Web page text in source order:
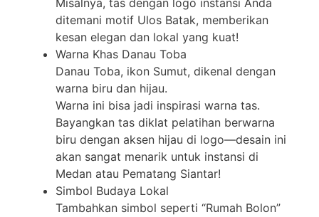
Misalnya, tas dengan logo instansi Anda
ditemani motif Ulos Batak, memberikan
kesan elegan dan lokal yang kuat!
Warna Khas Danau Toba
Danau Toba, ikon Sumut, dikenal dengan
warna biru dan hijau.
Warna ini bisa jadi inspirasi warna tas.
Bayangkan tas diklat pelatihan berwarna
biru dengan aksen hijau di logo—desain ini
akan sangat menarik untuk instansi di
Medan atau Pematang Siantar!
Simbol Budaya Lokal
Tambahkan simbol seperti “Rumah Bolon”